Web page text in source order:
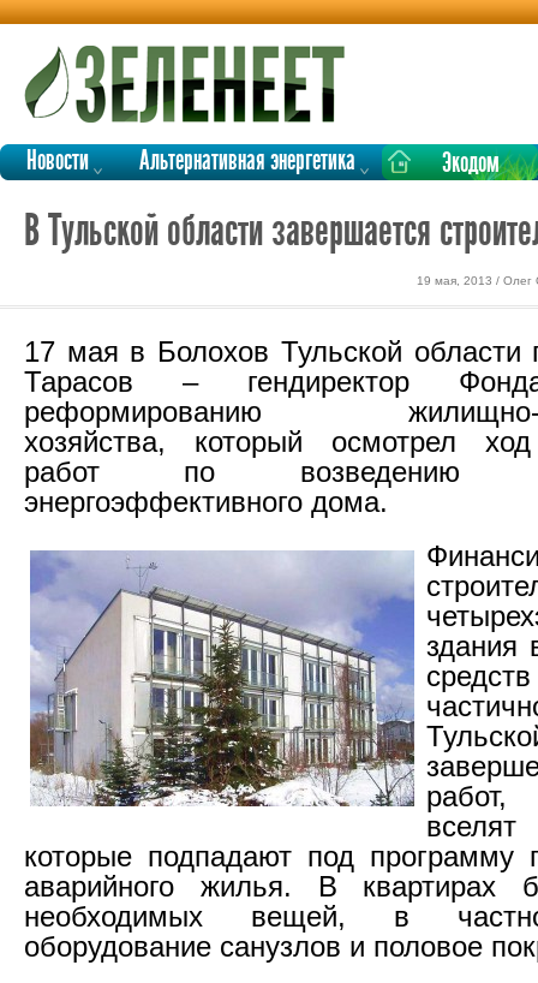
Новости Альтернативная энергетика Экодом
В Тульской области завершается
19 мая, 2013 / Олег
17 мая в Болохов Тульской области
Тарасов – гендиректор
реформированию жилищно-
хозяйства, который осмотрел
работ по возведению 17-
энергоэффективного дома.
здания
которые подпадают под программу
аварийного жилья. В квартирах
необходимых вещей, в
оборудование санузлов и половое